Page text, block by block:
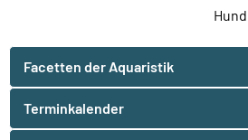
Hund.
Facetten der Aquaristik
Terminkalender